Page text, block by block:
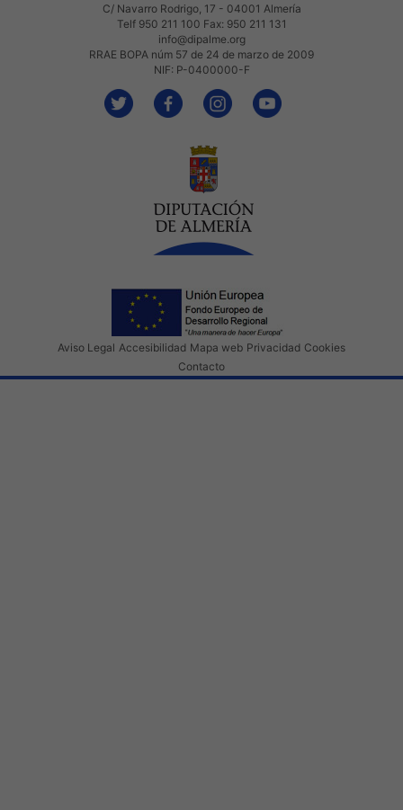
C/ Navarro Rodrigo, 17 - 04001 Almería
Telf 950 211 100 Fax: 950 211 131
info@dipalme.org
RRAE BOPA núm 57 de 24 de marzo de 2009
NIF: P-0400000-F
Aviso Legal Accesibilidad Mapa web Privacidad Cookies
Contacto